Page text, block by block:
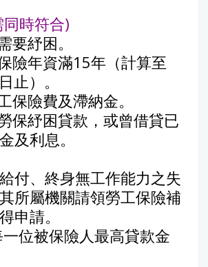
時符合)
要紓困。
險年資滿15年（計算至
止）。
保險費及滯納金。
保紓困貸款，或曾借貸已
及利息。
付、終身無工作能力之失
所屬機關請領勞工保險補
申請。
位被保險人最高貸款金